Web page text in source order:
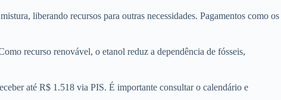
liberando recursos para outras necessidades. Pagamentos como os
recurso renovável, o etanol reduz a dependência de fósseis,
até R$ 1.518 via PIS. É importante consultar o calendário e